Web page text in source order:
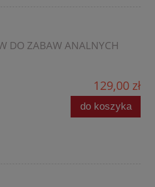
DO ZABAW ANALNYCH
129,00 zł
do koszyka